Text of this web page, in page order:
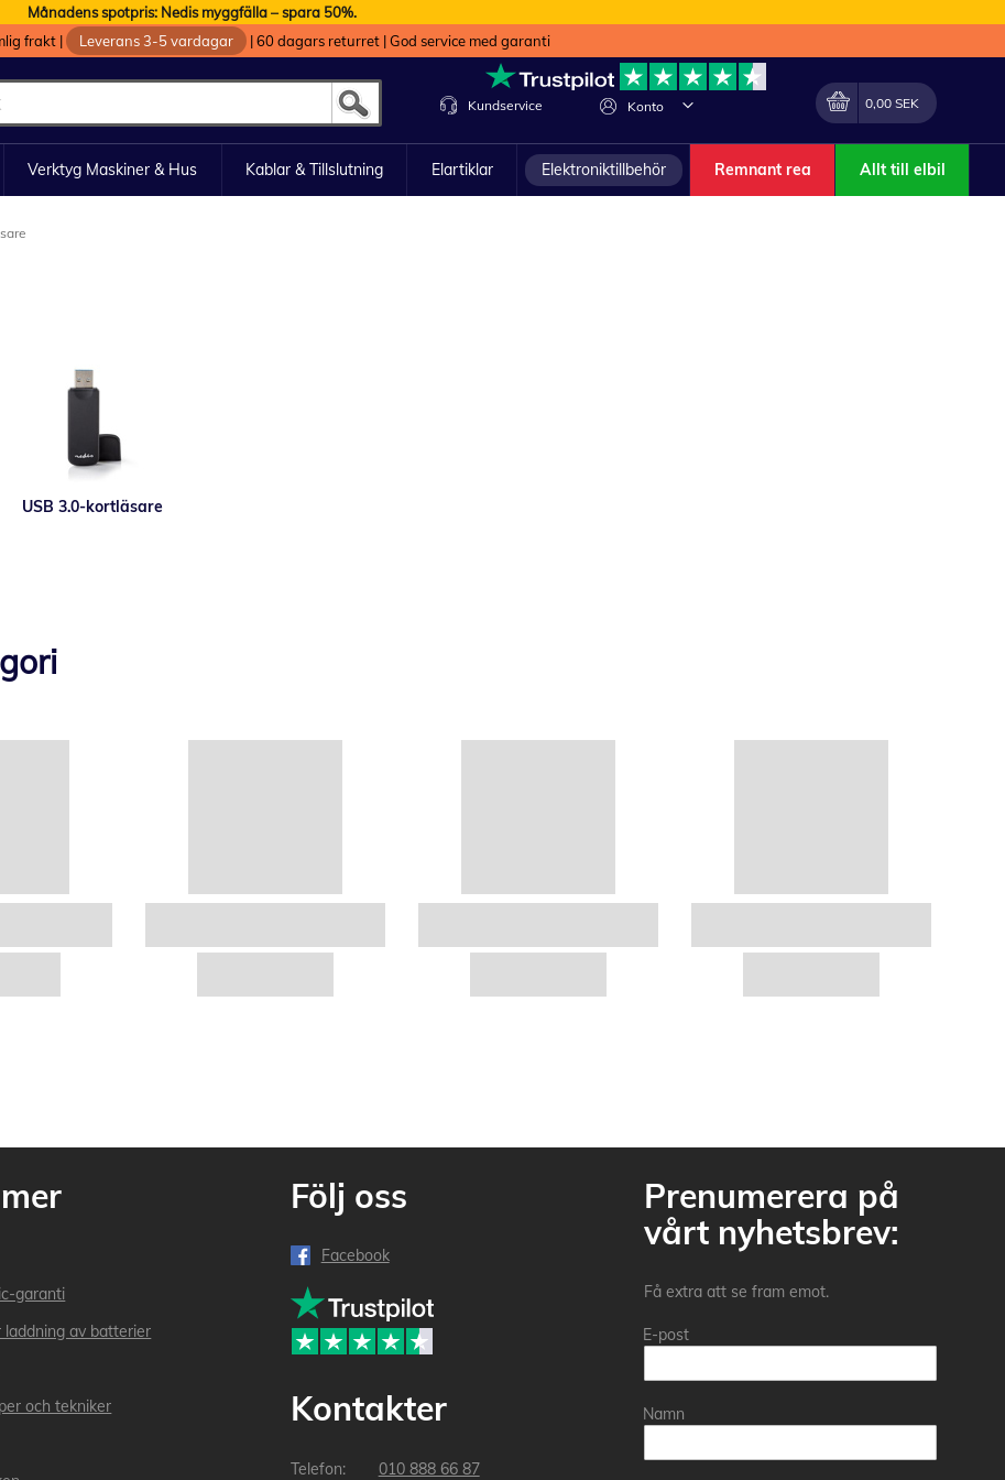
Månadens spotpris: Nedis myggfälla – spara 50%.
frakt | Leverans 3-5 vardagar |60 dagars returret |God service med garanti
Konto Förändra
Min kundvagn
0,00 SEK
Kundservice
Verktyg Maskiner & Hus Kablar & Tillslutning Elartiklar Elektroniktillbehör Remnant rea Allt till elbil
USB 3.0-kortläsare
garanti
laddning av batterier
och tekniker
Följ oss
Facebook
Kontakter
010 888 66 87
Prenumerera på
vårt nyhetsbrev:
Få extra att se fram emot.
E-post
Namn